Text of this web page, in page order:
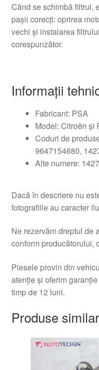
Când se schimbă filtrul,
pașii corecți: oprirea
vechi și instalarea
corespunzător.
Informații
Fabricant: PSA
Model: Citroën și
Coduri de
9647154680,
Alte numere:
Dacă în descriere nu
fotografiile au caracter
Ne rezervăm dreptul de
conform producătorului,
Piesele provin din
atenție și oferim
timp de 12 luni.
Produse